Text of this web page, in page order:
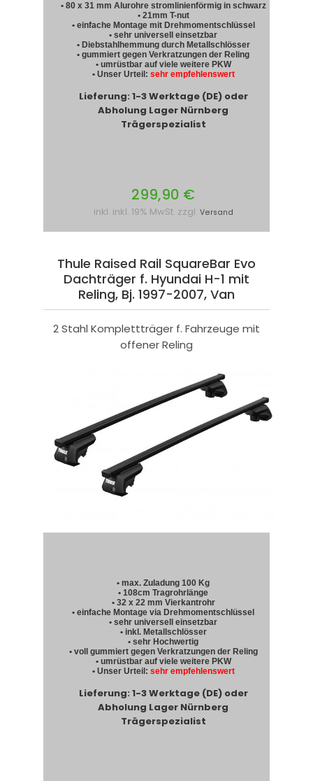
• 80 x 31 mm Alurohre stromlinienförmig in schwarz
• 21mm T-nut
• einfache Montage mit Drehmomentschlüssel
• sehr universell einsetzbar
• Diebstahlhemmung durch Metallschlösser
• gummiert gegen Verkratzungen der Reling
• umrüstbar auf viele weitere PKW
• Unser Urteil: sehr empfehlenswert
Lieferung: 1-3 Werktage (DE) oder
Abholung Lager Nürnberg
Trägerspezialist
299,90 €
inkl. inkl. 19% MwSt. zzgl. Versand
Thule Raised Rail SquareBar Evo
Dachträger f. Hyundai H-1 mit
Reling, Bj. 1997-2007, Van
2 Stahl Komplettträger f. Fahrzeuge mit
offener Reling
• max. Zuladung 100 Kg
• 108cm Tragrohrlänge
• 32 x 22 mm Vierkantrohr
• einfache Montage via Drehmomentschlüssel
• sehr universell einsetzbar
• inkl. Metallschlösser
• sehr Hochwertig
• voll gummiert gegen Verkratzungen der Reling
• umrüstbar auf viele weitere PKW
• Unser Urteil: sehr empfehlenswert
Lieferung: 1-3 Werktage (DE) oder
Abholung Lager Nürnberg
Trägerspezialist